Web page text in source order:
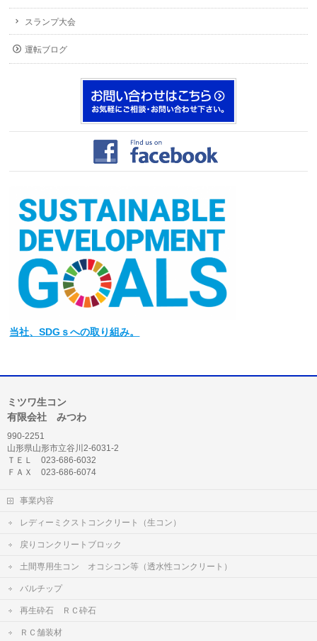
スランプ大会
運転ブログ
当社、SDGｓへの取り組み。
ミツワ生コン
有限会社 みつわ
990-2251
山形県山形市立谷川2-6031-2
ＴＥＬ 023-686-6032
ＦＡＸ 023-686-6074
事業内容
レディーミクストコンクリート（生コン）
戻りコンクリートブロック
土間専用生コン オコシコン等（透水性コンクリート）
バルチップ
再生砕石 ＲＣ砕石
ＲＣ舗装材